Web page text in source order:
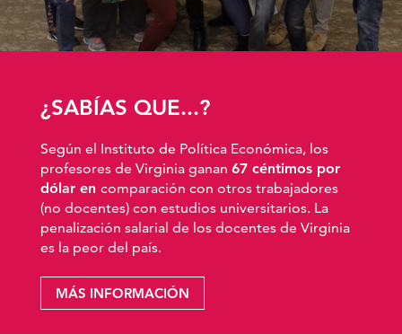
¿SABÍAS QUE...?
Según el Instituto de Política Económica, los
profesores de Virginia ganan 67 céntimos por
dólar en comparación con otros trabajadores
(no docentes) con estudios universitarios. La
penalización salarial de los docentes de Virginia
es la peor del país.
MÁS INFORMACIÓN